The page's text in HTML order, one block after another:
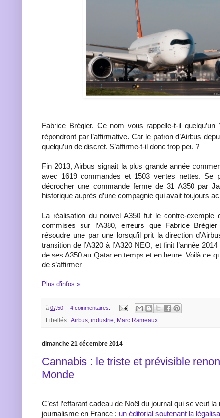
Fabrice Brégier. Ce nom vous rappelle-t-il
répondront par l’affirmative. Car le patron d’Airbus
quelqu’un de discret. S’affirme-t-il donc trop peu ?
Fin 2013, Airbus signait la plus grande année
avec 1619 commandes et 1503 ventes nettes. Se
décrocher une commande ferme de 31 A350 par
historique auprès d’une compagnie qui avait toujours
La réalisation du nouvel A350 fut le contre-exemple
commises sur l’A380, erreurs que Fabrice
résoudre une par une lorsqu’il prit la direction
transition de l’A320 à l’A320 NEO, et finit l’année
de ses A350 au Qatar en temps et en heure. Voilà ce
de s’affirmer.
Plus d'infos »
à 07:50 4 commentaires:
Libellés :Airbus, industrie, Marc Rameaux
dimanche 21 décembre 2014
Cannabis : le triste et prévisible
Monde
C’est l’effarant cadeau de Noël du journal qui se veut la
journalisme en France : un éditorial soutenant la